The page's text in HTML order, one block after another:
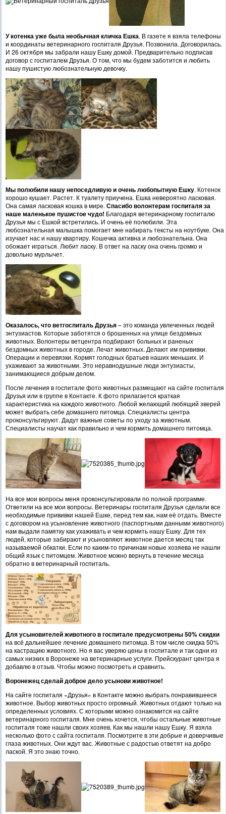
У котенка уже была необычная кличка Ешка. В газете я взяла телефоны
и координаты ветеринарного госпиталя Друзья. Позвонила. Договорилась.
И 26 октября мы забрали нашу Ешку домой. Предварительно подписав
договор с госпиталем Друзья. О том, что мы будем заботится и любить
нашу пушистую любознательную девочку.
Мы полюбили нашу непоседливую и очень любопытную Ешку. Котенок
хорошо кушает. Растет. К туалету приучена. Ешка невероятно ласковая.
Она самая ласковая кошка в мире. Спасибо волонтерам госпиталя за
наше маленькое пушистое чудо! Благодаря ветеринарному госпиталю
Друзья мы с Ешкой встретились. И очень её полюбили. Эта
любознательная малышка помогает мне набирать тексты на ноутбуке. Она
изучает нас и нашу квартиру. Кошечка активна и любознательна. Она
обожает играться. Любит ласку. В ответ на ласку она очень громко и
довольно мурлычет.
Оказалось, что ветгоспиталь Друзья– это команда увлеченных людей
энтузиастов. Которые заботятся о брошенных на улице бездомных
животных. Волонтеры ветцентра подбирают больных и раненых
бездомных животных в городе. Лечат животных. Делают им прививки.
Операции и перевязки. Кормят голодных братьев наших меньших. И
ухаживают за животными. Это неравнодушные люди энтузиасты,
занимающиеся добрым делом.
После лечения в госпитале фото животных размещают на сайте госпиталя
Друзья или в группе в Контакте. К фото прилагается краткая
характеристика на каждого животного. Любой желающий любящий зверей
может выбрать себе домашнего питомца. Специалисты центра
проконсультируют. Дадут важные советы по уходу за животным.
Специалисты научат как правильно и чем кормить домашнего питомца.
На все мои вопросы меня проконсультировали по полной программе.
Ответили на все мои вопросы. Ветеринары госпиталя Друзья сделали все
необходимые прививки нашей Ешке, перед тем как, нам её отдать. Вместе
с договором на усыновление животного (паспортными данными животного)
нам выдали памятку как ухаживать и чем кормить нашу Ешку. Для тех
людей, которые забирают и усыновляют животное дается месяц так
называемой обкатки. Если по каким-то причинам новые хозяева не нашли
общий язык с питомцем. Животное можно вернуть в течение месяца
обратно в ветеринарный госпиталь.
Для усыновителей животного в госпитале предусмотрены 50% скидки
на всё дальнейшее лечение домашнего питомца. В том числе скидка 50%
на кастрацию животного. Но я вас уверяю цены в госпитале и так одни из
самых низких в Воронеже на ветеринарные услуги. Прейскурант центра я
добавлю в отзыв. Чтобы можно посмотреть и сравнить.
Воронежец сделай доброе дело усынови животное!
На сайте госпиталя «Друзья» в Контакте можно выбрать понравившееся
животное. Выбор животных просто огромный. Животных отдают только на
определенных условиях. С которыми можно ознакомится на сайте
ветеринарного госпиталя. Мне очень хочется, чтобы остальные животные
госпиталя тоже нашли своих хозяев. Как мы нашли нашу Ешку. Я взяла
несколько фото с сайта госпиталя. Посмотрите в эти добрые и доверчивые
глаза животных. Они ждут вас. Животные с радостью ответят на добро
лаской. Я это знаю точно.